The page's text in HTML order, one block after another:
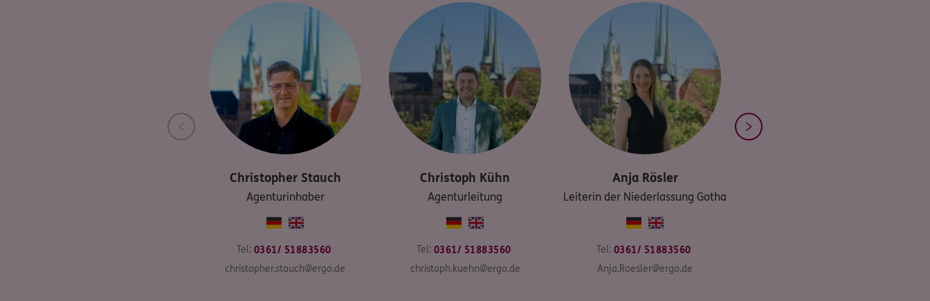
Christopher Stauch
Agenturinhaber
Tel: 0361/ 51883560
christopher.stauch@ergo.de
Christoph Kühn
Agenturleitung
Tel: 0361/ 51883560
christoph.kuehn@ergo.de
Anja Rösler
Leiterin der Niederlassung Gotha
Tel: 0361/ 51883560
Anja.Roesler@ergo.de